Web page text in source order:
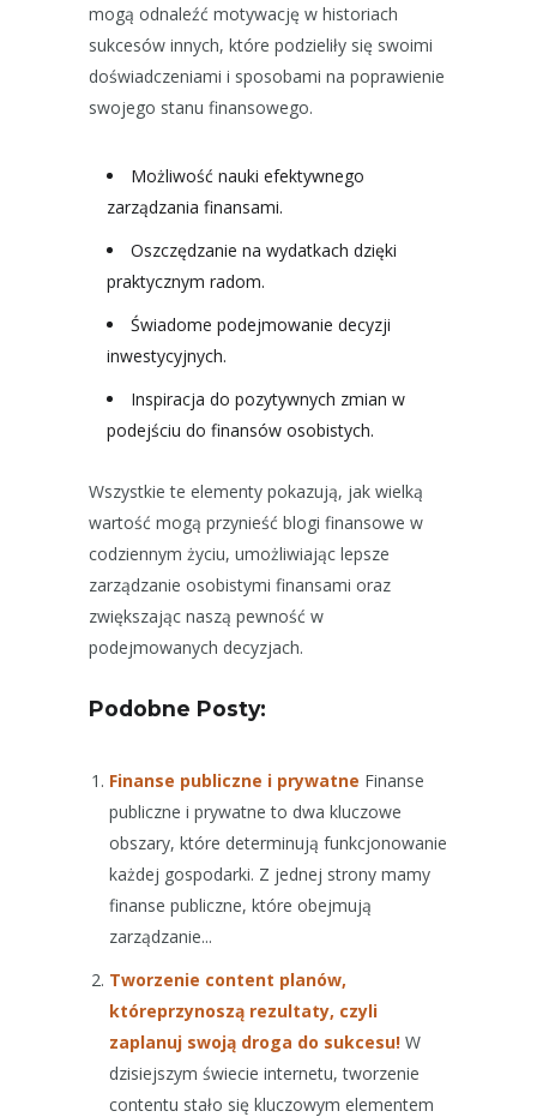
mogą odnaleźć motywację w historiach
sukcesów innych, które podzieliły się swoimi
doświadczeniami i sposobami na poprawienie
swojego stanu finansowego.
Możliwość nauki efektywnego
zarządzania finansami.
Oszczędzanie na wydatkach dzięki
praktycznym radom.
Świadome podejmowanie decyzji
inwestycyjnych.
Inspiracja do pozytywnych zmian w
podejściu do finansów osobistych.
Wszystkie te elementy pokazują, jak wielką
wartość mogą przynieść blogi finansowe w
codziennym życiu, umożliwiając lepsze
zarządzanie osobistymi finansami oraz
zwiększając naszą pewność w
podejmowanych decyzjach.
Podobne Posty:
Finanse publiczne i prywatne Finanse
publiczne i prywatne to dwa kluczowe
obszary, które determinują funkcjonowanie
każdej gospodarki. Z jednej strony mamy
finanse publiczne, które obejmują
zarządzanie...
Tworzenie content planów,
któreprzynoszą rezultaty, czyli
zaplanuj swoją droga do sukcesu! W
dzisiejszym świecie internetu, tworzenie
contentu stało się kluczowym elementem